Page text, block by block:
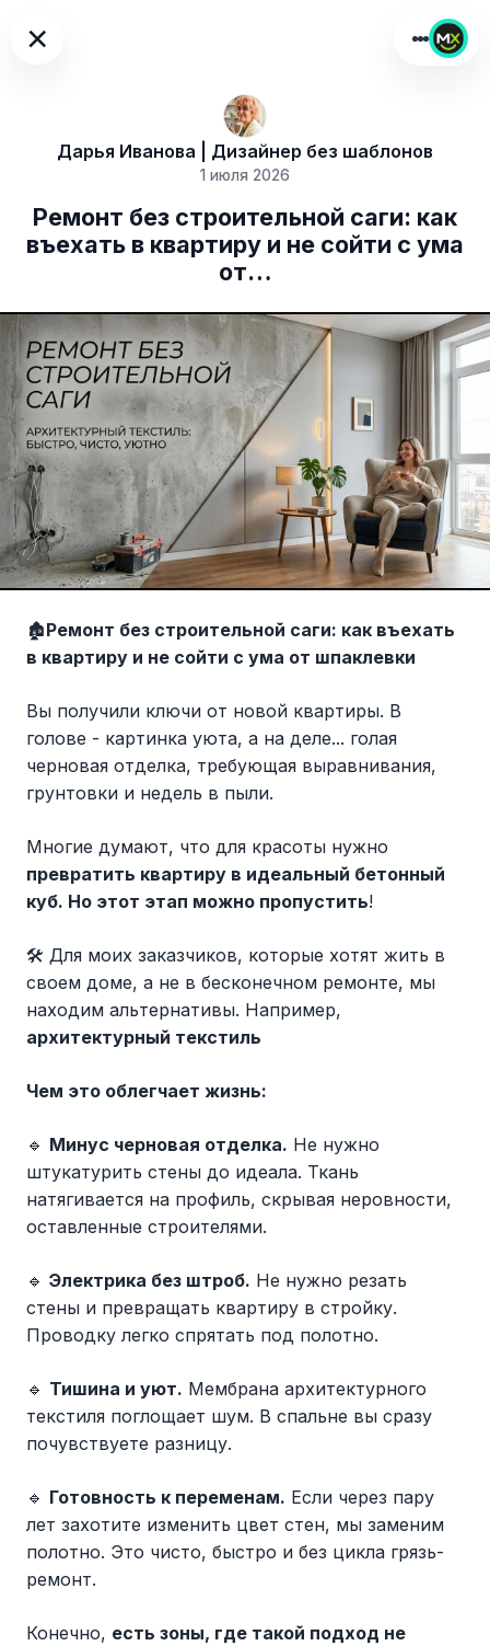
×
Дарья Иванова | Дизайнер без шаблонов
1 июля 2026
Ремонт без строительной саги: как
въехать в квартиру и не сойти с ума
от…
🏚Ремонт без строительной саги: как въехать
в квартиру и не сойти с ума от шпаклевки
Вы получили ключи от новой квартиры. В
голове - картинка уюта, а на деле... голая
черновая отделка, требующая выравнивания,
грунтовки и недель в пыли.
Многие думают, что для красоты нужно
превратить квартиру в идеальный бетонный
куб. Но этот этап можно пропустить!
🛠 Для моих заказчиков, которые хотят жить в
своем доме, а не в бесконечном ремонте, мы
находим альтернативы. Например,
архитектурный текстиль
Чем это облегчает жизнь:
🔹 Минус черновая отделка. Не нужно
штукатурить стены до идеала. Ткань
натягивается на профиль, скрывая неровности,
оставленные строителями.
🔹 Электрика без штроб. Не нужно резать
стены и превращать квартиру в стройку.
Проводку легко спрятать под полотно.
🔹 Тишина и уют. Мембрана архитектурного
текстиля поглощает шум. В спальне вы сразу
почувствуете разницу.
🔹 Готовность к переменам. Если через пару
лет захотите изменить цвет стен, мы заменим
полотно. Это чисто, быстро и без цикла грязь-
ремонт.
Конечно, есть зоны, где такой подход не